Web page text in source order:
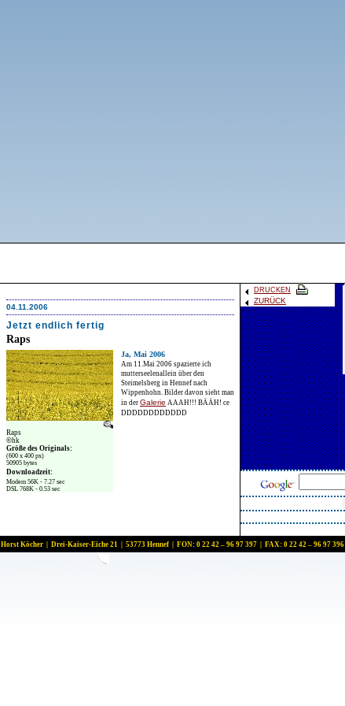
04.11.2006
Jetzt endlich fertig
Raps
Raps
©hk
Größe des Originals:
(600 x 400 px)
50905 bytes
Downloadzeit:
Modem 56K - 7.27 sec
DSL 768K - 0.53 sec
Ja, Mai 2006
Am 11.Mai 2006 spazierte ich
mutterseelenallein über den
Steimelsberg in Hennef nach
Wippenhohn. Bilder davon sieht man
in der Galerie AAAH!!! BÄÄH! ce
DDDDDDDDDDDD
DRUCKEN
ZURÜCK
Horst Köcher | Drei-Kaiser-Eiche 21 | 53773 Hennef | FON: 0 22 42 – 96 97 397 | FAX: 0 22 42 – 96 97 396